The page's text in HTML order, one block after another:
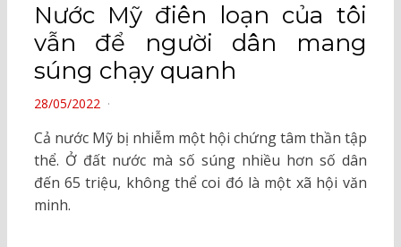
Nước Mỹ điên loạn của tôi
vẫn để người dân mang
súng chạy quanh
POSTED
28/05/2022
Cả nước Mỹ bị nhiễm một hội chứng tâm thần tập
thể. Ở đất nước mà số súng nhiều hơn số dân
đến 65 triệu, không thể coi đó là một xã hội văn
minh.